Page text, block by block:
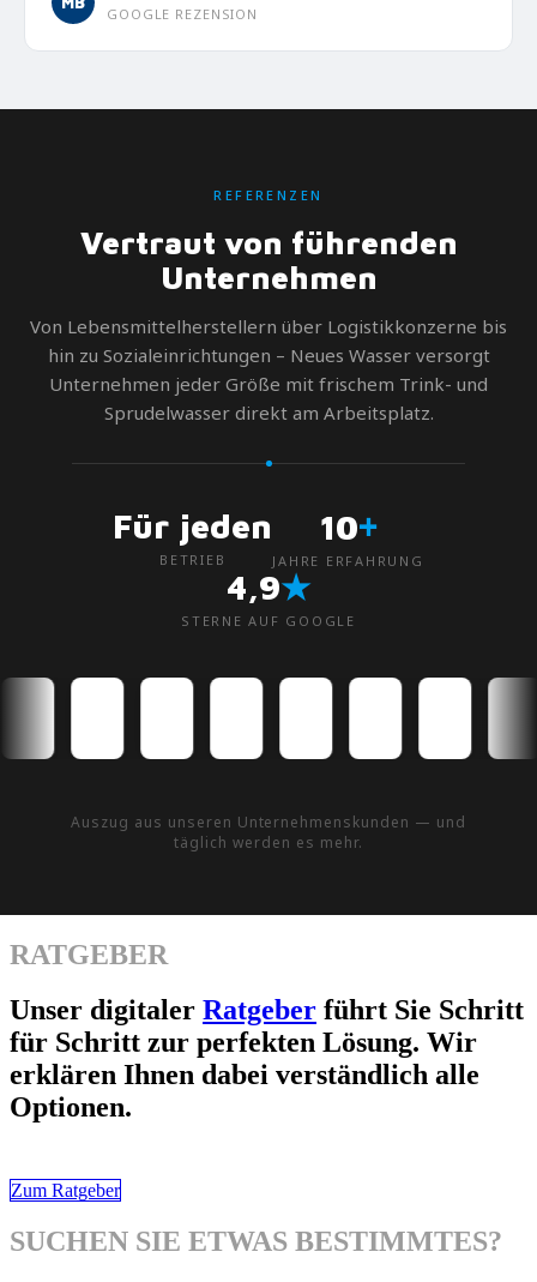
GOOGLE REZENSION
REFERENZEN
Vertraut von führenden
Unternehmen
Von Lebensmittelherstellern über Logistikkonzerne bis
hin zu Sozialeinrichtungen – Neues Wasser versorgt
Unternehmen jeder Größe mit frischem Trink- und
Sprudelwasser direkt am Arbeitsplatz.
Für jeden
BETRIEB
10+
JAHRE ERFAHRUNG
4,9★
STERNE AUF GOOGLE
Auszug aus unseren Unternehmenskunden — und
täglich werden es mehr.
RATGEBER
Unser digitaler Ratgeber führt Sie Schritt
für Schritt zur perfekten Lösung. Wir
erklären Ihnen dabei verständlich alle
Optionen.
Zum Ratgeber
SUCHEN SIE ETWAS BESTIMMTES?